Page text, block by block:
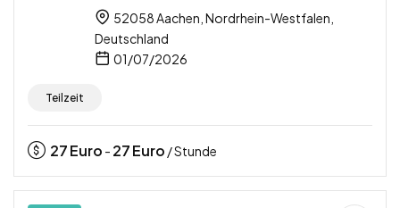
52058 Aachen, Nordrhein-Westfalen,
Deutschland
01/07/2026
Teilzeit
27Euro - 27Euro / Stunde